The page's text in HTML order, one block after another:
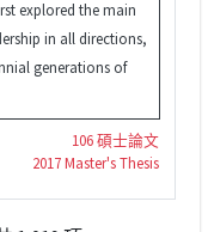
explored the main
in all directions,
generations of
106 碩士論文
2017 Master's Thesis